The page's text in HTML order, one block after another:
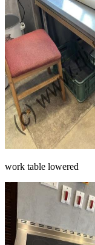
work table lowered